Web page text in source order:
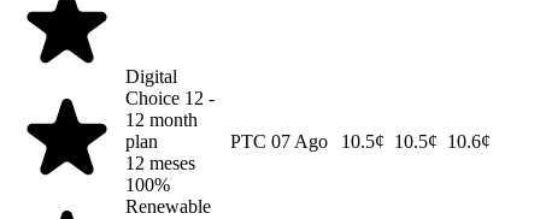
Digital
Choice 12 -
12 month
plan
12 meses
100%
Renewable
PTC 07 Ago 10.5¢ 10.5¢ 10.6¢